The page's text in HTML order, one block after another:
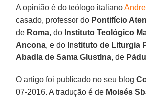
A opinião é do teólogo italiano
casado, professor do Pontifício
de Roma, do Instituto Teológico
Ancona, e do Instituto de Liturgia
Abadia de Santa Giustina, de
O artigo foi publicado no seu blog
07-2016. A tradução é de Moisés